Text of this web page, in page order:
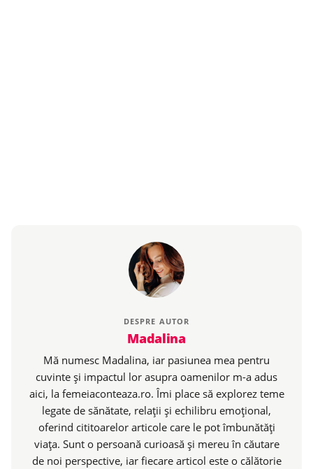
DESPRE AUTOR
Madalina
Mă numesc Madalina, iar pasiunea mea pentru
cuvinte și impactul lor asupra oamenilor m-a adus
aici, la femeiaconteaza.ro. Îmi place să explorez teme
legate de sănătate, relații și echilibru emoțional,
oferind cititoarelor articole care le pot îmbunătăți
viața. Sunt o persoană curioasă și mereu în căutare
de noi perspective, iar fiecare articol este o călătorie